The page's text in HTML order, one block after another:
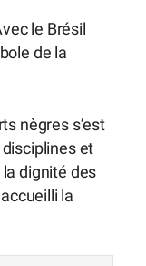
le Brésil
de la
nègres s’est
et
dignité des
la